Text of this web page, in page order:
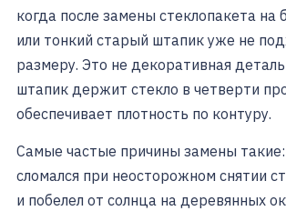
когда после замены стеклопакета на
или тонкий старый штапик уже не
размеру. Это не декоративная
штапик держит стекло в четверти
обеспечивает плотность по контуру.
Самые частые причины замены такие:
сломался при неосторожном снятии
и побелел от солнца на деревянных